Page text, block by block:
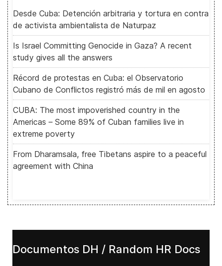
Desde Cuba: Detención arbitraria y tortura en contra
de activista ambientalista de Naturpaz
Is Israel Committing Genocide in Gaza? A recent
study gives all the answers
Récord de protestas en Cuba: el Observatorio
Cubano de Conflictos registró más de mil en agosto
CUBA: The most impoverished country in the
Americas – Some 89% of Cuban families live in
extreme poverty
From Dharamsala, free Tibetans aspire to a peaceful
agreement with China
Documentos DH / Random HR Docs